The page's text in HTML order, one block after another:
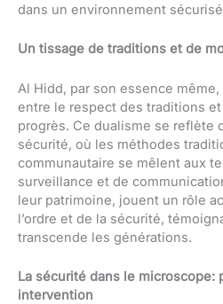
dans un environnement
Un tissage de traditions et de
Al Hidd, par son essence
entre le respect des traditions et
progrès. Ce dualisme se reflète
sécurité, où les méthodes
communautaire se mêlent aux
surveillance et de
leur patrimoine, jouent un rôle
l’ordre et de la sécurité,
transcende les générations.
La sécurité dans le microscope:
intervention